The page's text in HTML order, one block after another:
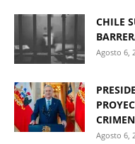
CHILE
Agosto 6,
Agosto 6,